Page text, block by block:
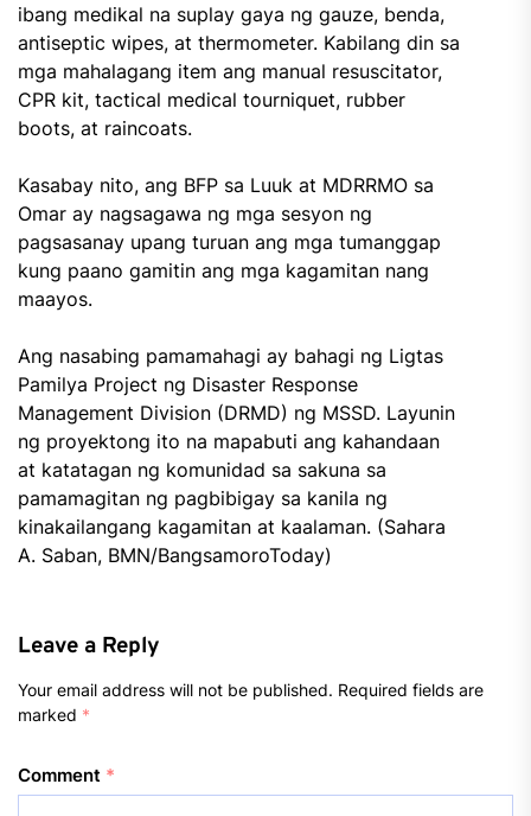
ibang medikal na suplay gaya ng gauze, benda,
antiseptic wipes, at thermometer. Kabilang din sa
mga mahalagang item ang manual resuscitator,
CPR kit, tactical medical tourniquet, rubber
boots, at raincoats.
Kasabay nito, ang BFP sa Luuk at MDRRMO sa
Omar ay nagsagawa ng mga sesyon ng
pagsasanay upang turuan ang mga tumanggap
kung paano gamitin ang mga kagamitan nang
maayos.
Ang nasabing pamamahagi ay bahagi ng Ligtas
Pamilya Project ng Disaster Response
Management Division (DRMD) ng MSSD. Layunin
ng proyektong ito na mapabuti ang kahandaan
at katatagan ng komunidad sa sakuna sa
pamamagitan ng pagbibigay sa kanila ng
kinakailangang kagamitan at kaalaman. (Sahara
A. Saban, BMN/BangsamoroToday)
Leave a Reply
Your email address will not be published. Required fields are
marked *
Comment *